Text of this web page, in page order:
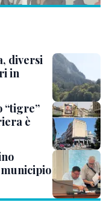
diversi
in
“tigre”
è